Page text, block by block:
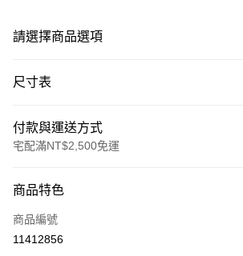
請選擇商品選項
尺寸表
付款與運送方式
宅配滿NT$2,500免運
信用卡一次付款
運送方式
商品特色
商品編號
11412856